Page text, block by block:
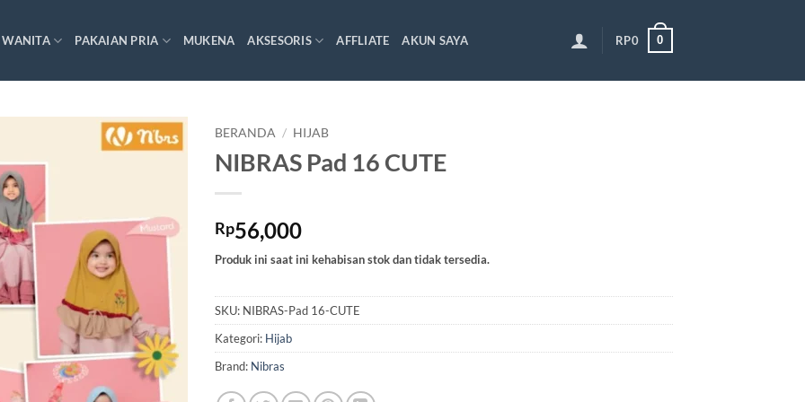
PAKAIAN PRIA MUKENA AKSESORIS AFFLIATE AKUN SAYA RP0 0
BERANDA / HIJAB
NIBRAS Pad 16 CUTE
Rp56,000
Produk ini saat ini kehabisan stok dan tidak tersedia.
SKU: NIBRAS-Pad 16-CUTE
Kategori: Hijab
Brand: Nibras